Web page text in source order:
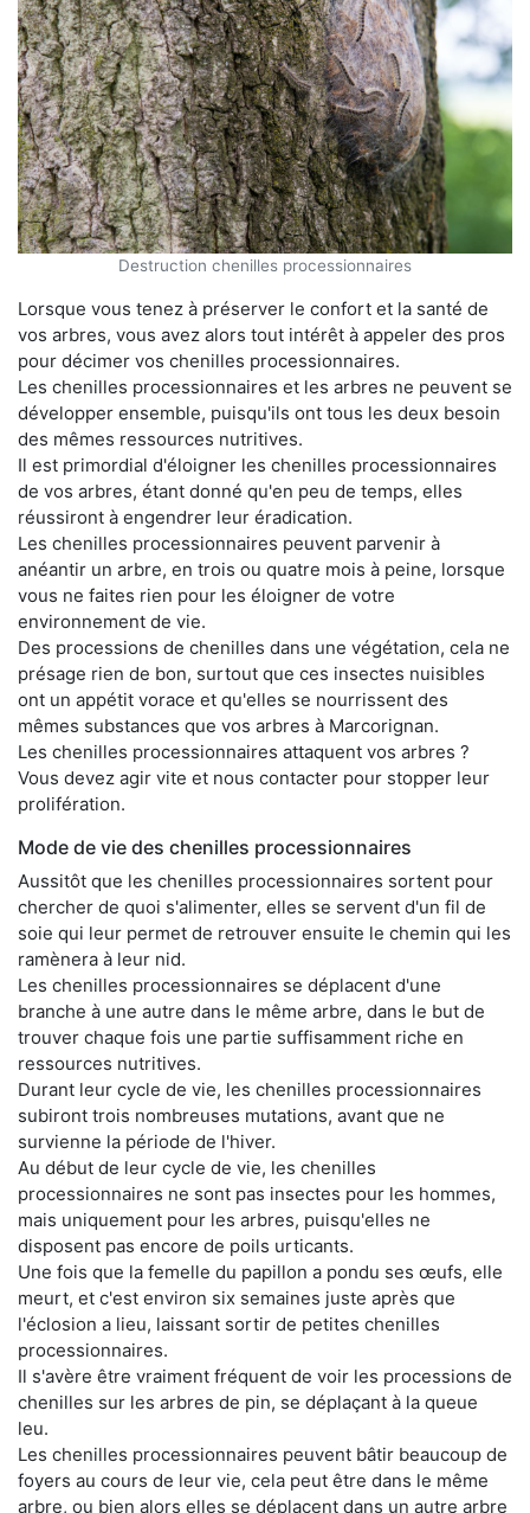
Destruction chenilles processionnaires
Lorsque vous tenez à préserver le confort et la santé de
vos arbres, vous avez alors tout intérêt à appeler des pros
pour décimer vos chenilles processionnaires.
Les chenilles processionnaires et les arbres ne peuvent se
développer ensemble, puisqu'ils ont tous les deux besoin
des mêmes ressources nutritives.
Il est primordial d'éloigner les chenilles processionnaires
de vos arbres, étant donné qu'en peu de temps, elles
réussiront à engendrer leur éradication.
Les chenilles processionnaires peuvent parvenir à
anéantir un arbre, en trois ou quatre mois à peine, lorsque
vous ne faites rien pour les éloigner de votre
environnement de vie.
Des processions de chenilles dans une végétation, cela ne
présage rien de bon, surtout que ces insectes nuisibles
ont un appétit vorace et qu'elles se nourrissent des
mêmes substances que vos arbres à Marcorignan.
Les chenilles processionnaires attaquent vos arbres ?
Vous devez agir vite et nous contacter pour stopper leur
prolifération.
Mode de vie des chenilles processionnaires
Aussitôt que les chenilles processionnaires sortent pour
chercher de quoi s'alimenter, elles se servent d'un fil de
soie qui leur permet de retrouver ensuite le chemin qui les
ramènera à leur nid.
Les chenilles processionnaires se déplacent d'une
branche à une autre dans le même arbre, dans le but de
trouver chaque fois une partie suffisamment riche en
ressources nutritives.
Durant leur cycle de vie, les chenilles processionnaires
subiront trois nombreuses mutations, avant que ne
survienne la période de l'hiver.
Au début de leur cycle de vie, les chenilles
processionnaires ne sont pas insectes pour les hommes,
mais uniquement pour les arbres, puisqu'elles ne
disposent pas encore de poils urticants.
Une fois que la femelle du papillon a pondu ses œufs, elle
meurt, et c'est environ six semaines juste après que
l'éclosion a lieu, laissant sortir de petites chenilles
processionnaires.
Il s'avère être vraiment fréquent de voir les processions de
chenilles sur les arbres de pin, se déplaçant à la queue
leu.
Les chenilles processionnaires peuvent bâtir beaucoup de
foyers au cours de leur vie, cela peut être dans le même
arbre, ou bien alors elles se déplacent dans un autre arbre